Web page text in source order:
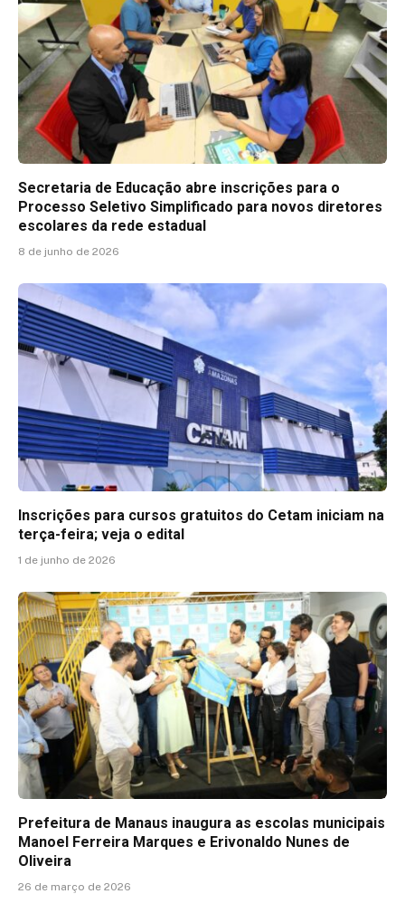
Secretaria de Educação abre inscrições para o
Processo Seletivo Simplificado para novos diretores
escolares da rede estadual
8 de junho de 2026
Inscrições para cursos gratuitos do Cetam iniciam na
terça-feira; veja o edital
1 de junho de 2026
Prefeitura de Manaus inaugura as escolas municipais
Manoel Ferreira Marques e Erivonaldo Nunes de
Oliveira
26 de março de 2026